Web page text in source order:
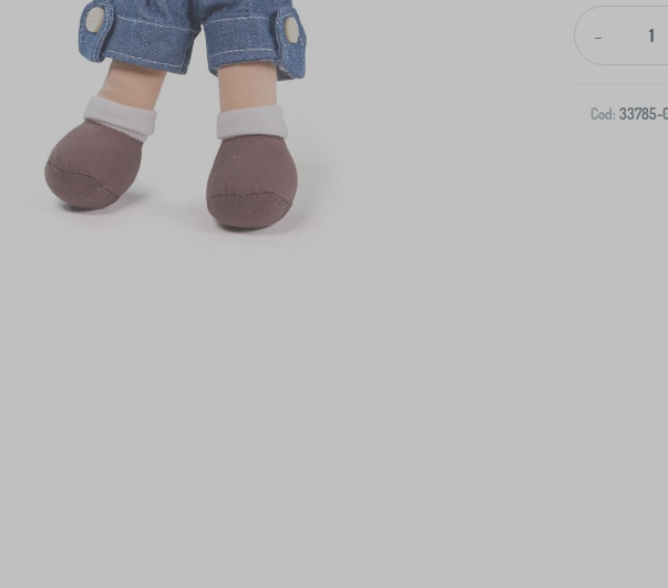
-
Cod: 33785-